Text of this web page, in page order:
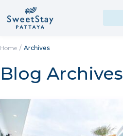
Home Archives
Blog Archives